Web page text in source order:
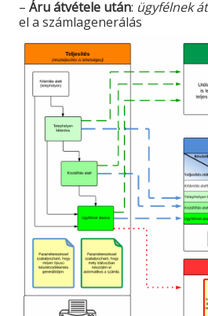
–Áru átvétele után: ügyfélnek
el a számlagenerálás